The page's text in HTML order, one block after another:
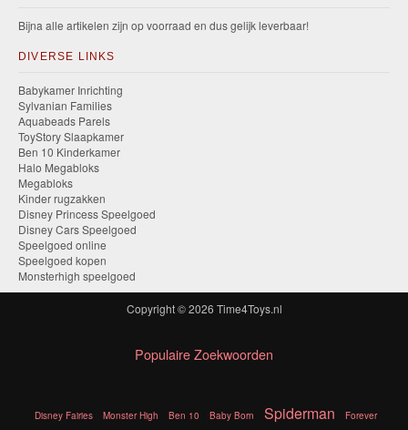
Bijna alle artikelen zijn op voorraad en dus gelijk leverbaar!
DIVERSE LINKS
Babykamer Inrichting
Sylvanian Families
Aquabeads Parels
ToyStory Slaapkamer
Ben 10 Kinderkamer
Halo Megabloks
Megabloks
Kinder rugzakken
Disney Princess Speelgoed
Disney Cars Speelgoed
Speelgoed online
Speelgoed kopen
Monsterhigh speelgoed
Copyright © 2026 Time4Toys.nl
Populaire Zoekwoorden
Disney Fairies Monster High Ben 10 Baby Born Spiderman Forever